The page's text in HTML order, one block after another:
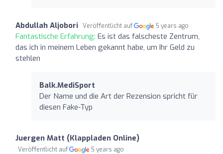
Abdullah Aljobori Veröffentlicht auf 5 years ago
Fantastische Erfahrung: Es ist das falscheste Zentrum,
das ich in meinem Leben gekannt habe, um Ihr Geld zu
stehlen
Balk.MediSport
Der Name und die Art der Rezension spricht für
diesen Fake-Typ
Juergen Matt (Klappladen Online)
Veröffentlicht auf 5 years ago